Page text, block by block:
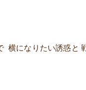
横になりたい誘惑と